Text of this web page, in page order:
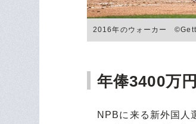
2016年のウォーカー
年俸3400万
NPBに来る新外国人